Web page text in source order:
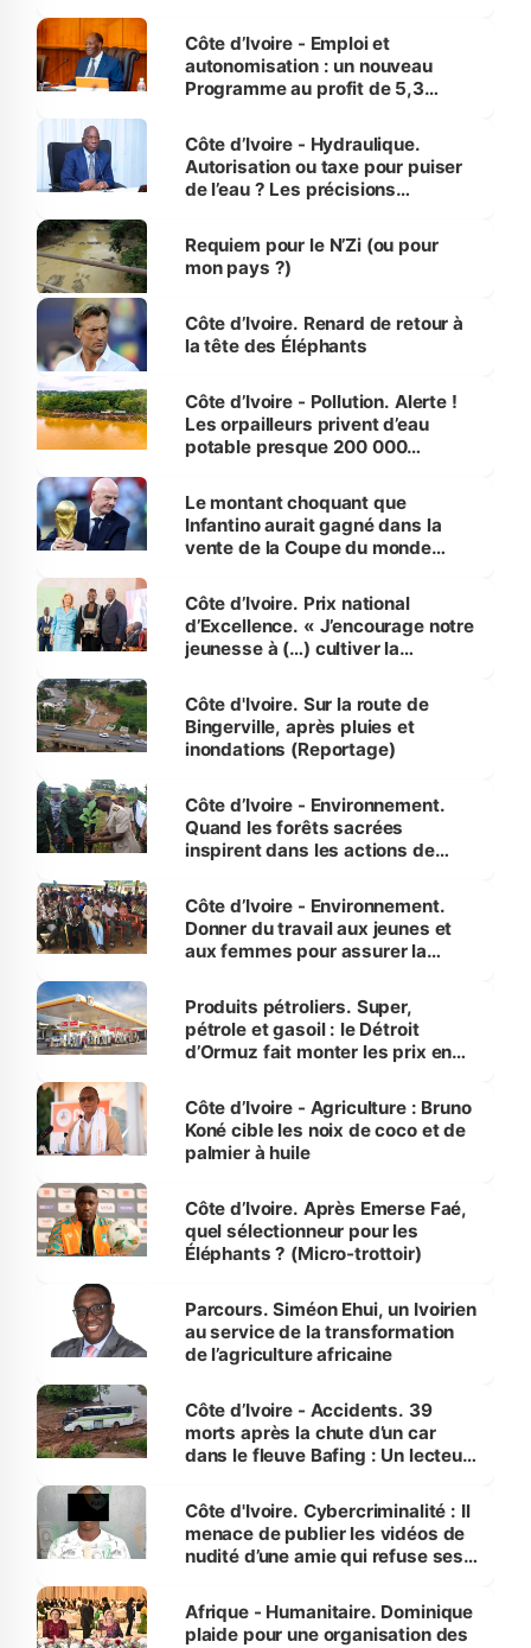
et Yamoussoukro
Côte d’Ivoire - Emploi et
autonomisation : un nouveau
Programme au profit de 5,3
Côte d’Ivoire - Hydraulique.
Autorisation ou taxe pour puiser
de l’eau ? Les précisions
Requiem pour le N’Zi (ou pour
mon pays ?)
Côte d’Ivoire. Renard de retour à
la tête des Éléphants
Côte d’Ivoire - Pollution. Alerte !
Les orpailleurs privent d’eau
potable presque 200 000
Le montant choquant que
Infantino aurait gagné dans la
vente de la Coupe du monde
Côte d’Ivoire. Prix national
d’Excellence. « J’encourage notre
jeunesse à (…) cultiver la
(Alassane Ouattara
Côte d'Ivoire. Sur la route de
Bingerville, après pluies et
inondations (Reportage)
Côte d’Ivoire - Environnement.
Quand les forêts sacrées
inspirent dans les actions de
Côte d’Ivoire - Environnement.
Donner du travail aux jeunes et
aux femmes pour assurer la
menacées
Produits pétroliers. Super,
pétrole et gasoil : le Détroit
d’Ormuz fait monter les prix en
Côte d’Ivoire - Agriculture : Bruno
Koné cible les noix de coco et de
palmier à huile
Côte d’Ivoire. Après Emerse Faé,
quel sélectionneur pour les
Éléphants ? (Micro-trottoir)
Parcours. Siméon Ehui, un Ivoirien
au service de la transformation
de l’agriculture africaine
Côte d’Ivoire - Accidents. 39
morts après la chute d’un car
dans le fleuve Bafing : Un lecteur
des Transports
Côte d'Ivoire. Cybercriminalité : Il
menace de publier les vidéos de
nudité d’une amie qui refuse ses
Afrique - Humanitaire. Dominique
plaide pour une organisation des